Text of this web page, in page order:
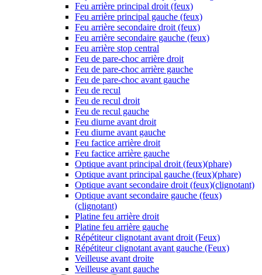
Feu arrière principal droit (feux)
Feu arrière principal gauche (feux)
Feu arrière secondaire droit (feux)
Feu arrière secondaire gauche (feux)
Feu arrière stop central
Feu de pare-choc arrière droit
Feu de pare-choc arrière gauche
Feu de pare-choc avant gauche
Feu de recul
Feu de recul droit
Feu de recul gauche
Feu diurne avant droit
Feu diurne avant gauche
Feu factice arrière droit
Feu factice arrière gauche
Optique avant principal droit (feux)(phare)
Optique avant principal gauche (feux)(phare)
Optique avant secondaire droit (feux)(clignotant)
Optique avant secondaire gauche (feux)
(clignotant)
Platine feu arrière droit
Platine feu arrière gauche
Répétiteur clignotant avant droit (Feux)
Répétiteur clignotant avant gauche (Feux)
Veilleuse avant droite
Veilleuse avant gauche